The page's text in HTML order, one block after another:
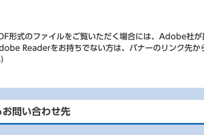
形式のファイルをご覧いただく場合には、Adobe社
Readerをお持ちでない方は、バナーのリンク先か
問い合わせ先